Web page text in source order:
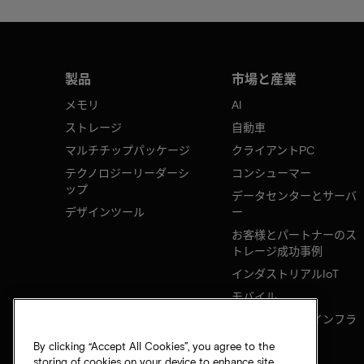
製品
メモリ
ストレージ
マルチチップパッケージ
テクノロジーリーダーシ
ップ
デザインツール
市場と産業
AI
自動車
クライアントPC
コンシューマー
データセンターとサーバ
ー
お客様とパートナーのス
トレージ成功事例
インダストリアルIoT
モバイル
ネットワークのインフラ
By clicking “Accept All Cookies”, you agree to the